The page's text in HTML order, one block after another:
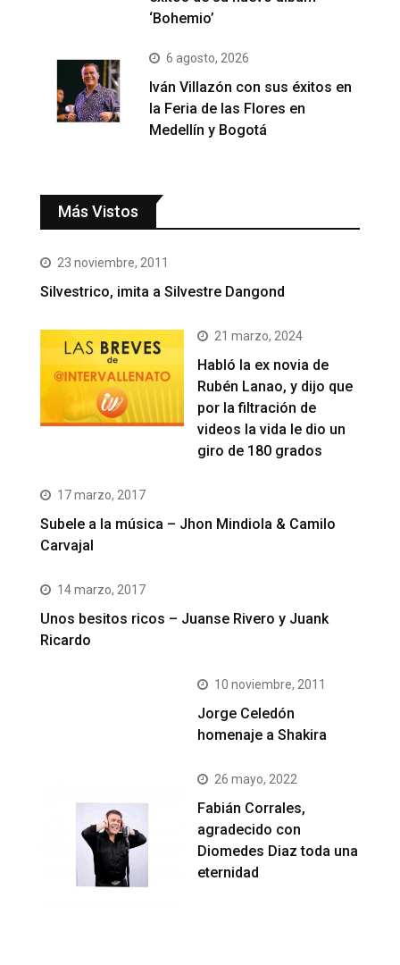
‘Bohemio’
6 agosto, 2026
Iván Villazón con sus éxitos en
la Feria de las Flores en
Medellín y Bogotá
Más Vistos
23 noviembre, 2011
Silvestrico, imita a Silvestre Dangond
21 marzo, 2024
Habló la ex novia de
Rubén Lanao, y dijo que
por la filtración de
videos la vida le dio un
giro de 180 grados
17 marzo, 2017
Subele a la música – Jhon Mindiola & Camilo
Carvajal
14 marzo, 2017
Unos besitos ricos – Juanse Rivero y Juank
Ricardo
10 noviembre, 2011
Jorge Celedón
homenaje a Shakira
26 mayo, 2022
Fabián Corrales,
agradecido con
Diomedes Diaz toda una
eternidad